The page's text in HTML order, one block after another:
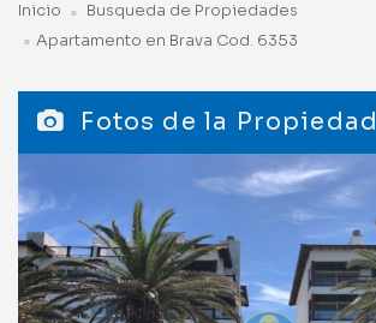
Inicio
Busqueda de Propiedades
Apartamento en Brava Cod. 6353
Fotos de la Propiedad